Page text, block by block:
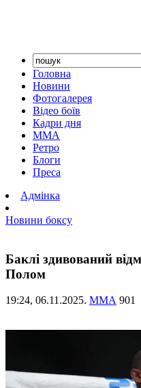
Головна
Новини
Фотогалерея
Відео боїв
Кадри дня
ММА
Ретро
Блоги
Преса
Адмінка
Новини боксу
Баклі здивований
Полом
19:24, 06.11.2025. ММА 901